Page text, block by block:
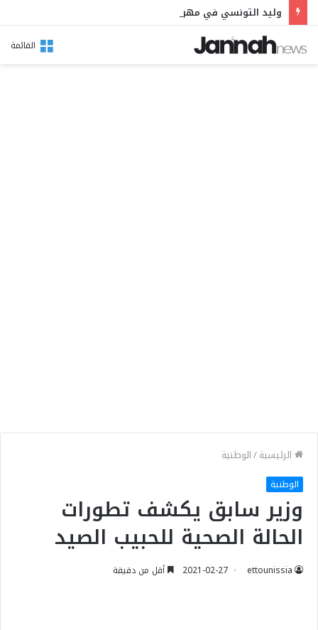
القائمة
الرئيسية/الوطنية
الوطنية
وزير سابق يكشف تطورات
الحالة الصحية للحبيب الصيد
ettounissia
2021-02-27 أقل من دقيقة